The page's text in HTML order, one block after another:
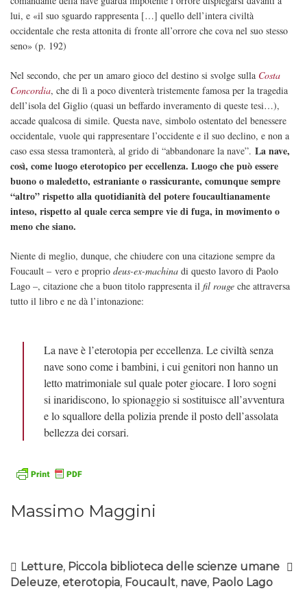
lui, e «il suo sguardo rappresenta […] quello dell’intera civiltà
occidentale che resta attonita di fronte all’orrore che cova nel suo stesso
seno» (p. 192)
Nel secondo, che per un amaro gioco del destino si svolge sulla Costa
Concordia, che di lì a poco diventerà tristemente famosa per la tragedia
dell’isola del Giglio (quasi un beffardo inveramento di queste tesi…),
accade qualcosa di simile. Questa nave, simbolo ostentato del benessere
occidentale, vuole qui rappresentare l’occidente e il suo declino, e non a
caso essa stessa tramonterà, al grido di “abbandonare la nave”. La nave,
così, come luogo eterotopico per eccellenza. Luogo che può essere
buono o maledetto, estraniante o rassicurante, comunque sempre
“altro” rispetto alla quotidianità del potere foucaultianamente
inteso, rispetto al quale cerca sempre vie di fuga, in movimento o
meno che siano.
Niente di meglio, dunque, che chiudere con una citazione sempre da
Foucault – vero e proprio deus-ex-machina di questo lavoro di Paolo
Lago –, citazione che a buon titolo rappresenta il fil rouge che attraversa
tutto il libro e ne dà l’intonazione:
La nave è l’eterotopia per eccellenza. Le civiltà senza
nave sono come i bambini, i cui genitori non hanno un
letto matrimoniale sul quale poter giocare. I loro sogni
si inaridiscono, lo spionaggio si sostituisce all’avventura
e lo squallore della polizia prende il posto dell’assolata
bellezza dei corsari.
Massimo Maggini
Letture, Piccola biblioteca delle scienze umane
Deleuze, eterotopia, Foucault, nave, Paolo Lago